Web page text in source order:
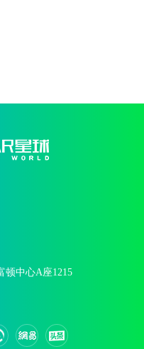
顿中心A座1215